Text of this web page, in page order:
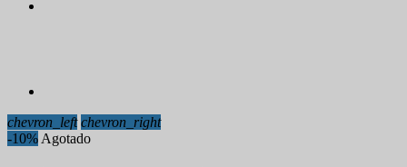
chevron_left chevron_right
-10% Agotado